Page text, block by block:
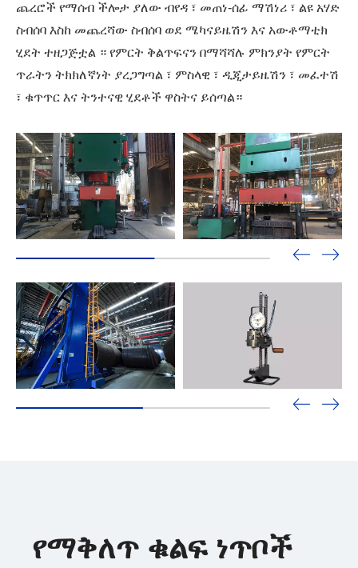
ጨረሮች የማሰብ ችሎታ ያለው ብየዳ ፣ መጠነ-ሰፊ ማሽነሪ ፣ ልዩ አሃድ
ስብሰባ እስከ መጨረሻው ስብሰባ ወደ ሜካናይዜሽን እና አውቶማቲክ
ሂደት ተዘጋጅቷል ። የምርት ቅልጥፍናን በማሻሻሉ ምክንያት የምርት
ጥራትን ትክክለኛነት ያረጋግጣል ፣ ምስላዊ ፣ ዲጂታይዜሽን ፣ መፈተሽ
፣ ቁጥጥር እና ትንተናዊ ሂደቶች ዋስትና ይሰጣል።
የማቅለጥ ቁልፍ ነጥቦች